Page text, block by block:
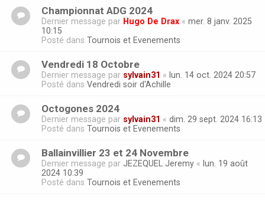
Championnat ADG 2024
Dernier message par Hugo De Drax « mer. 8 janv. 2025
10:15
Posté dans Tournois et Evenements
Vendredi 18 Octobre
Dernier message par sylvain31 « lun. 14 oct. 2024 20:57
Posté dans Vendredi soir d'Achille
Octogones 2024
Dernier message par sylvain31 « dim. 29 sept. 2024 16:13
Posté dans Tournois et Evenements
Ballainvillier 23 et 24 Novembre
Dernier message par JEZEQUEL Jeremy « lun. 19 août
2024 10:39
Posté dans Tournois et Evenements